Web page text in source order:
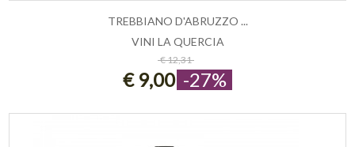
ESAURITO
TREBBIANO D'ABRUZZO ...
VINI LA QUERCIA
€ 12,31
€ 9,00 -27%